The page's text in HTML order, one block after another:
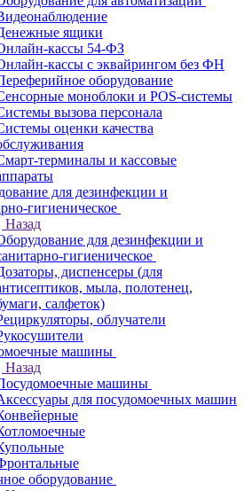
ящики
кассы 54-ФЗ
кассы с эквайрингом без ФН
оборудование
моноблоки и POS-системы
вызова персонала
оценки качества
терминалы и кассовые
для дезинфекции и
гигиеническое
Назад
для дезинфекции и
гигиеническое
диспенсеры (для
мыла, полотенец,
салфеток)
облучатели
машины
Назад
машины
для посудомоечных машин
оборудование